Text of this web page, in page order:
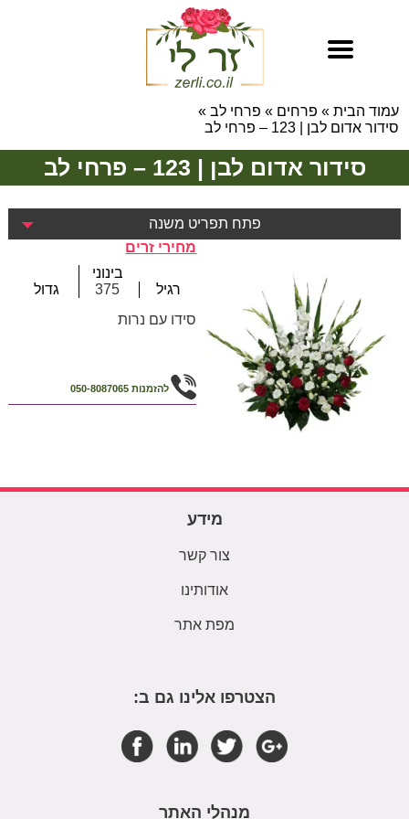
עמוד הבית » פרחים » פרחי לב »
סידור אדום לבן | 123 – פרחי לב
סידור אדום לבן | 123 – פרחי לב
פתח תפריט משנה
מחירי זרים
רגיל
בינוני
375
גדול
סידו עם נרות
להזמנות 050-8087065
מידע
צור קשר
אודותינו
מפת אתר
הצטרפו אלינו גם ב:
מנהלי האתר